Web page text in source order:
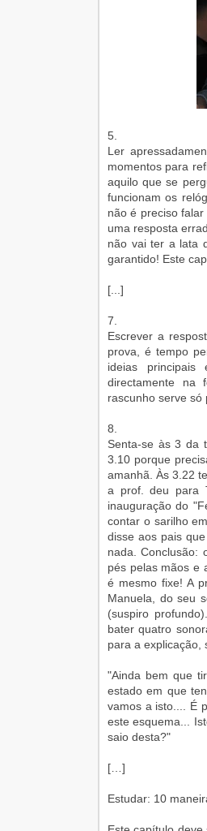
5.
Ler
momentos para
aquilo que se
funcionam os
não é preciso
uma resposta
não vai ter a lata
garantido! Este
[...]
7.
Escrever a
prova, é tempo
ideias
directamente na
rascunho serve só
8.
Senta-se às 3 da
3.10 porque
amanhã. Às 3.22
a prof. deu para
inauguração do
contar o sarilho
disse aos pais
nada. Conclusão:
pés pelas mãos e
é mesmo fixe! A
Manuela, do seu
(suspiro
bater quatro
para a explicação,
"Ainda bem que
estado em que
vamos a isto.... É
este esquema...
saio desta?"
[…]
Estudar: 10